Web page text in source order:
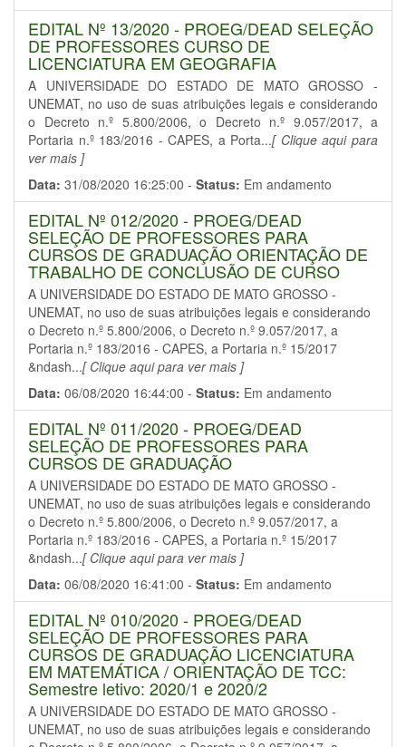
EDITAL Nº 13/2020 - PROEG/DEAD SELEÇÃO
DE PROFESSORES CURSO DE
LICENCIATURA EM GEOGRAFIA
A UNIVERSIDADE DO ESTADO DE MATO GROSSO -
UNEMAT, no uso de suas atribuições legais e considerando
o Decreto n.º 5.800/2006, o Decreto n.º 9.057/2017, a
Portaria n.º 183/2016 - CAPES, a Porta...[ Clique aqui para
ver mais ]
Data: 31/08/2020 16:25:00 - Status: Em andamento
EDITAL Nº 012/2020 - PROEG/DEAD
SELEÇÃO DE PROFESSORES PARA
CURSOS DE GRADUAÇÃO ORIENTAÇÃO DE
TRABALHO DE CONCLUSÃO DE CURSO
A UNIVERSIDADE DO ESTADO DE MATO GROSSO -
UNEMAT, no uso de suas atribuições legais e considerando
o Decreto n.º 5.800/2006, o Decreto n.º 9.057/2017, a
Portaria n.º 183/2016 - CAPES, a Portaria n.º 15/2017
&ndash...[ Clique aqui para ver mais ]
Data: 06/08/2020 16:44:00 - Status: Em andamento
EDITAL Nº 011/2020 - PROEG/DEAD
SELEÇÃO DE PROFESSORES PARA
CURSOS DE GRADUAÇÃO
A UNIVERSIDADE DO ESTADO DE MATO GROSSO -
UNEMAT, no uso de suas atribuições legais e considerando
o Decreto n.º 5.800/2006, o Decreto n.º 9.057/2017, a
Portaria n.º 183/2016 - CAPES, a Portaria n.º 15/2017
&ndash...[ Clique aqui para ver mais ]
Data: 06/08/2020 16:41:00 - Status: Em andamento
EDITAL Nº 010/2020 - PROEG/DEAD
SELEÇÃO DE PROFESSORES PARA
CURSOS DE GRADUAÇÃO LICENCIATURA
EM MATEMÁTICA / ORIENTAÇÃO DE TCC:
Semestre letivo: 2020/1 e 2020/2
A UNIVERSIDADE DO ESTADO DE MATO GROSSO -
UNEMAT, no uso de suas atribuições legais e considerando